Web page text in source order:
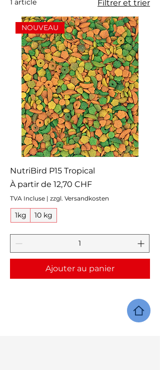
1 article Filtrer et trier
NOUVEAU
NutriBird P15 Tropical
À partir de 12,70 CHF
Prix promotionnel
TVA Incluse | zzgl. Versandkosten
1kg 10 kg
Ajouter au panier